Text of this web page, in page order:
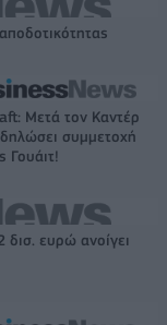
Μετά τον Καντέρ
συμμετοχή
Γουάιτ!
δισ. ευρώ ανοίγει